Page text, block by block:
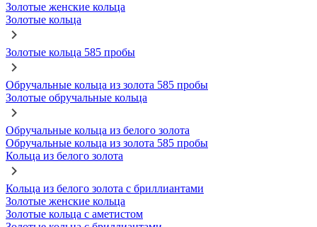
Золотые женские кольца
Золотые кольца
Золотые кольца 585 пробы
Обручальные кольца из золота 585 пробы
Золотые обручальные кольца
Обручальные кольца из белого золота
Обручальные кольца из золота 585 пробы
Кольца из белого золота
Кольца из белого золота с бриллиантами
Золотые женские кольца
Золотые кольца с аметистом